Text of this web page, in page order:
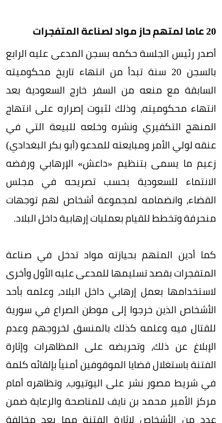
20 عاما لمتهم حاز مواد لصناعة المتفجرات
أصدر رئيس الجلسة حكمه بسجن المدعى عليه الرابع
بالسجن 20 سنة تبدأ من انتهاء تاريخ محكوميته
السابقة مع منعه من السفر خارج السعودية بعد
انتهاء محكوميته، وذلك لثبوت إصراره على انتهاج
المنهج التكفيري ونشره وخلعه للبيعة التي في
عنقه لولي الأمر ومبايعته للمدعو (أبو بكر البغدادي)
زعيم ما يسمى بتنظيم «داعش» الإرهابي ورفضه
الانتماء للسعودية بحسب تصريحه في مجلس
القضاء، وانضمامه لمجموعة أشخاص لهم توجهات
منحرفة وتخطط للقيام بعمليات إرهابية داخل البلاد.
كما أدين المتهم بحيازته مواد تدخل في صناعة
المتفجرات بقصد تسليمها للمدعى عليه الأول وأخرى
لاستخدامها بعمل إرهابي داخل البلاد، وعلمه بأحد
الأشخاص الذين خرجوا إلى موطن الصراع في سورية
للقتال فيه وعلمه كذلك بالمنسق لخروجهم وعدم
الإبلاغ عن ذلك، وتحريضه على المظاهرات وإثارة
الفتنة باستغلال قضايا الموقوفين أمنياً بإلقائه كلمة
في شريط مصور نشر على اليوتيوب، وتظاهره أمام
مركز الأمير محمد بن نايف للمناصحة والرعاية ضمن
عدد من الأشخاص لإثارة الفتنة مما يعد مخالفة